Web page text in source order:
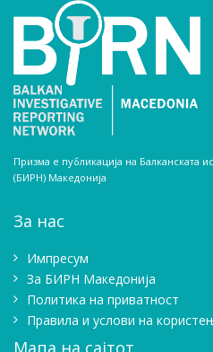
Призма е публикација на Балканската
(БИРН) Македонија
За нас
Импресум
Зa БИРН Македонија
Политика на приватност
Правила и услови на
Мапа на сајтот